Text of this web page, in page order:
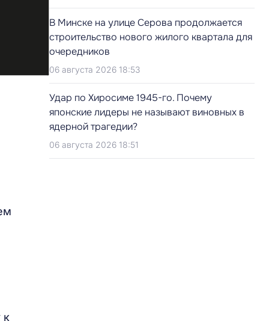
к
В Минске на улице Серова продолжается
строительство нового жилого квартала для
очередников
06 августа 2026 18:53
Удар по Хиросиме 1945-го. Почему
японские лидеры не называют виновных в
ядерной трагедии?
06 августа 2026 18:51